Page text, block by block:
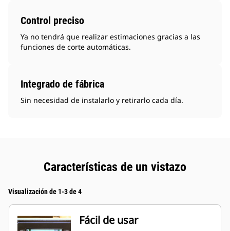
Control preciso
Ya no tendrá que realizar estimaciones gracias a las
funciones de corte automáticas.
Integrado de fábrica
Sin necesidad de instalarlo y retirarlo cada día.
Características de un vistazo
Visualización de 1-3 de 4
Fácil de usar